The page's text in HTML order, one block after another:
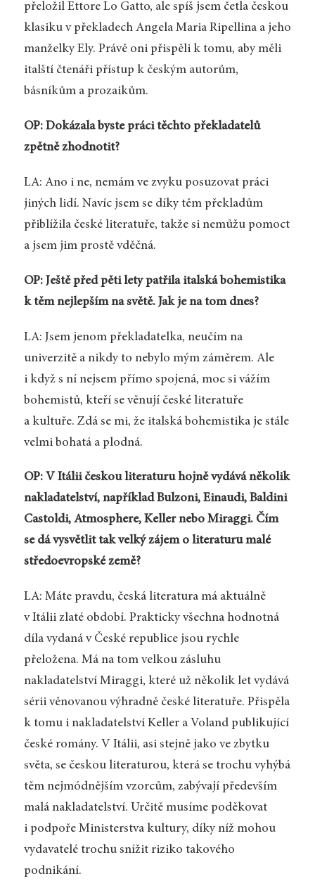
přeložil Ettore Lo Gatto, ale spíš jsem četla českou
klasiku v překladech Angela Maria Ripellina a jeho
manželky Ely. Právě oni přispěli k tomu, aby měli
italští čtenáři přístup k českým autorům,
básníkům a prozaikům.
OP: Dokázala byste práci těchto překladatelů
zpětně zhodnotit?
LA: Ano i ne, nemám ve zvyku posuzovat práci
jiných lidí. Navíc jsem se díky těm překladům
přiblížila české literatuře, takže si nemůžu pomoct
a jsem jim prostě vděčná.
OP: Ještě před pěti lety patřila italská bohemistika
k těm nejlepším na světě. Jak je na tom dnes?
LA: Jsem jenom překladatelka, neučím na
univerzitě a nikdy to nebylo mým záměrem. Ale
i když s ní nejsem přímo spojená, moc si vážím
bohemistů, kteří se věnují české literatuře
a kultuře. Zdá se mi, že italská bohemistika je stále
velmi bohatá a plodná.
OP: V Itálii českou literaturu hojně vydává několik
nakladatelství, například Bulzoni, Einaudi, Baldini
Castoldi, Atmosphere, Keller nebo Miraggi. Čím
se dá vysvětlit tak velký zájem o literaturu malé
středoevropské země?
LA: Máte pravdu, česká literatura má aktuálně
v Itálii zlaté období. Prakticky všechna hodnotná
díla vydaná v České republice jsou rychle
přeložena. Má na tom velkou zásluhu
nakladatelství Miraggi, které už několik let vydává
sérii věnovanou výhradně české literatuře. Přispěla
k tomu i nakladatelství Keller a Voland publikující
české romány. V Itálii, asi stejně jako ve zbytku
světa, se českou literaturou, která se trochu vyhýbá
těm nejmódnějším vzorcům, zabývají především
malá nakladatelství. Určitě musíme poděkovat
i podpoře Ministerstva kultury, díky níž mohou
vydavatelé trochu snížit riziko takového
podnikání.